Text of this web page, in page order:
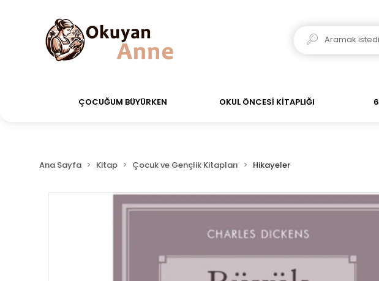
siparişler Aynı Gün Kargo! Saat 11:00'a kadar verdiğiniz
ÇOCUĞUM BÜYÜRKEN OKUL ÖNCESİ KİTAPLIĞI
Ana Sayfa Kitap Çocuk ve Gençlik Kitapları Hikayeler